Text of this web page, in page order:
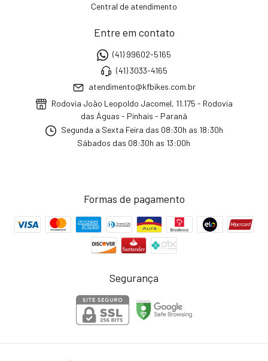
Central de atendimento
Entre em contato
(41) 99602-5165
(41) 3033-4165
atendimento@kfbikes.com.br
Rodovia João Leopoldo Jacomel, 11.175 - Rodovia
das Águas - Pinhais - Paraná
Segunda a Sexta Feira das 08:30h as 18:30h
Sábados das 08:30h as 13:00h
Formas de pagamento
Segurança